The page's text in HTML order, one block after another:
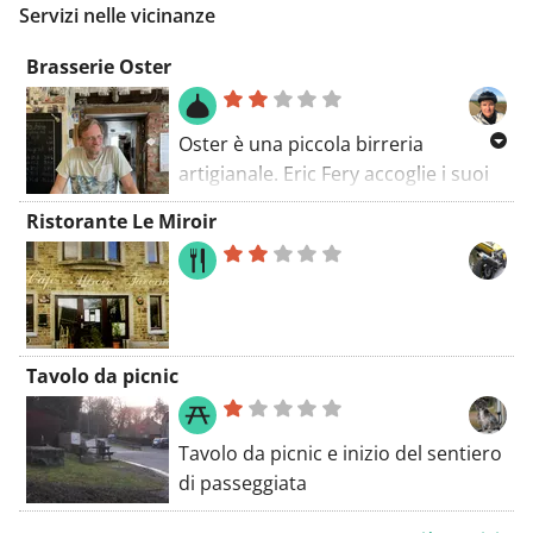
Lodge dotato di zona pranzo,
schermo piatto.
Servizi nelle vicinanze
Brasserie Oster
Oster è una piccola birreria
artigianale. Eric Fery accoglie i suoi
ospiti con una buona dose di
umorismo e una battuta. Non
vengono organizzate visite guidate,
Nella taverna puoi gustare una birra
terrazza. Un'altra specialità della
casa sono le crêpes. C'è anche un
piccolo negozio con prodotti
regionali. È un luogo simpatico dove
Ristorante Le Miroir
Tavolo da picnic
Tavolo da picnic e inizio del sentiero
di passeggiata